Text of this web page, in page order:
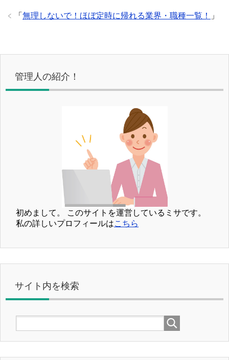
「 無理しないで！ほぼ定時に帰れる業界・職種一覧！ 」
管理人の紹介！
初めまして。
このサイトを運営しているミサです。
私の詳しいプロフィールはこちら
サイト内を検索